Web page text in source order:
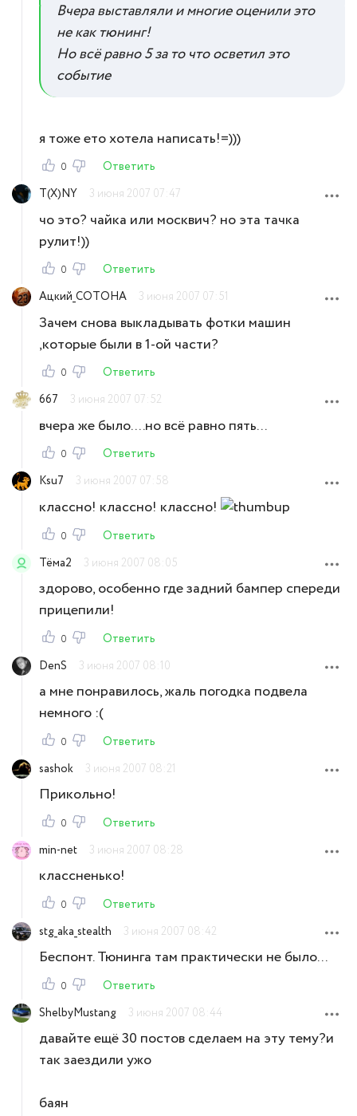
Вчера выставляли и многие оценили это
не как тюнинг!
Но всё равно 5 за то что осветил это
событие
я тоже ето хотела написать!=)))
0
Ответить
T(X)NY
3 июня 2007 07:47
чо это? чайка или москвич? но эта тачка
рулит!))
0
Ответить
Ацкий_COTOHA
3 июня 2007 07:51
Зачем снова выкладывать фотки машин
,которые были в 1-ой части?
0
Ответить
667
3 июня 2007 07:52
вчера же было....но всё равно пять...
0
Ответить
Ksu7
3 июня 2007 07:58
классно! классно! классно!
0
Ответить
Тёма2
3 июня 2007 08:05
здорово, особенно где задний бампер спереди
прицепили!
0
Ответить
DenS
3 июня 2007 08:10
а мне понравилось, жаль погодка подвела
немного :(
0
Ответить
sashok
3 июня 2007 08:21
Прикольно!
0
Ответить
min-net
3 июня 2007 08:28
классненько!
0
Ответить
stg_aka_stealth
3 июня 2007 08:42
Беспонт. Тюнинга там практически не было...
0
Ответить
ShelbyMustang
3 июня 2007 08:44
давайте ещё 30 постов сделаем на эту тему?и
так заездили ужо
баян